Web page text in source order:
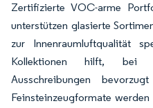
Zertifizierte VOC-arme
unterstützen glasierte
zur Innenraumluftqualität
Kollektionen hilft, bei
Ausschreibungen
Feinsteinzeugformate